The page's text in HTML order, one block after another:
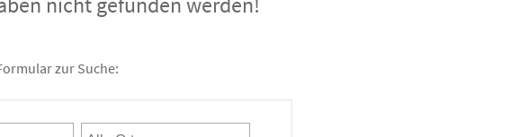
zur Suche: